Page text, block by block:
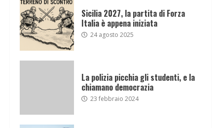
Sicilia 2027, la partita di Forza
Italia è appena iniziata
24 agosto 2025
La polizia picchia gli studenti, e la
chiamano democrazia
23 febbraio 2024